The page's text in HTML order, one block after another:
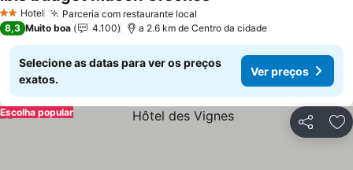
2 Estrelas
Hotel Parceria com restaurante local
8,3 Muito boa 4.100 a 2.6 km de Centro da cidade
Selecione as datas para ver os preços
exatos.
Ver preços
Partilhar
Escolha popular